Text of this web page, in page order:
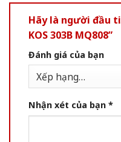
Hãy là người đầu
KOS 303B MQ808”
Đánh giá của bạn
Nhận xét của bạn *